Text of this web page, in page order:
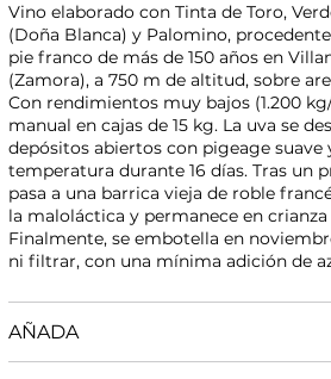
Vino elaborado con Tinta de Toro,
(Doña Blanca) y Palomino,
pie franco de más de 150 años en
(Zamora), a 750 m de altitud, sobre
Con rendimientos muy bajos (1.200
manual en cajas de 15 kg. La uva se
depósitos abiertos con pigeage suave
temperatura durante 16 días. Tras un
pasa a una barrica vieja de roble
la maloláctica y permanece en
Finalmente, se embotella en
ni filtrar, con una mínima adición de
AÑADA